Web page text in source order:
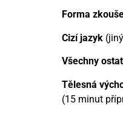
Forma
Cizí jazyk
Všechny
Tělesná
(15 minut